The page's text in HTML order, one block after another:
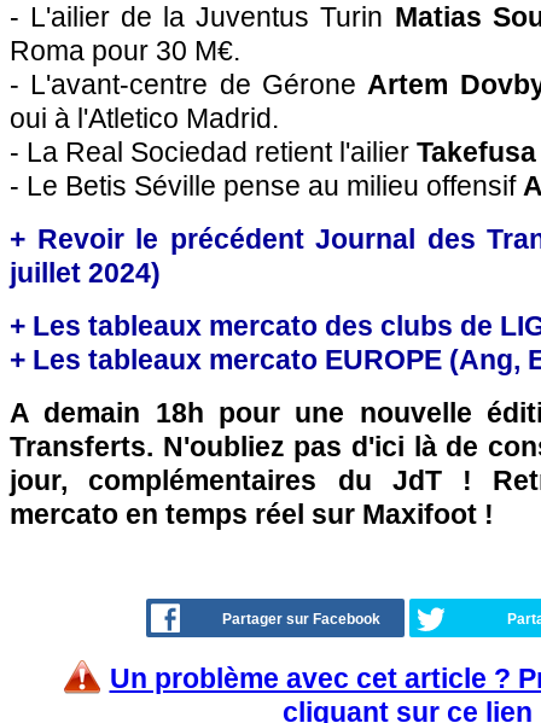
- L'ailier de la Juventus Turin Matias
Roma pour 30 M€.
- L'avant-centre de Gérone Artem
oui à l'Atletico Madrid.
- La Real Sociedad retient l'ailier
- Le Betis Séville pense au milieu offensif
+ Revoir le précédent Journal des
juillet 2024)
+ Les tableaux mercato des clubs de
+ Les tableaux mercato EUROPE (Ang,
A demain 18h pour une nouvelle
Transferts. N'oubliez pas d'ici là de
jour, complémentaires du JdT !
mercato en temps réel sur Maxifoot !
Partager sur Facebook
Un problème avec cet article ?
cliquant sur ce lien